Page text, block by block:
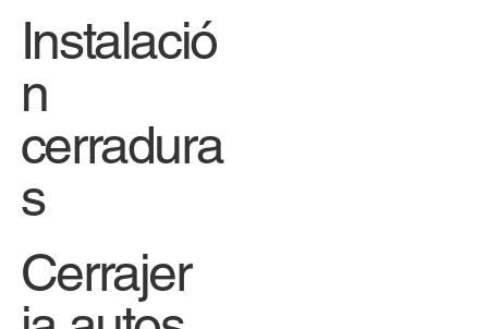
Instalació
n
cerradura
s
Cerrajer